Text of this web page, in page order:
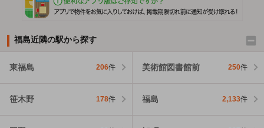
福島近隣の駅から探す
東福島 206件 美術館図書館前 250件
笹木野 178件 福島 2,133件